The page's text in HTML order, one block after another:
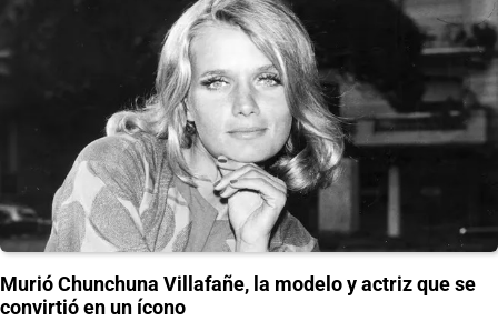
Murió Chunchuna Villafañe, la modelo y actriz que se
convirtió en un ícono